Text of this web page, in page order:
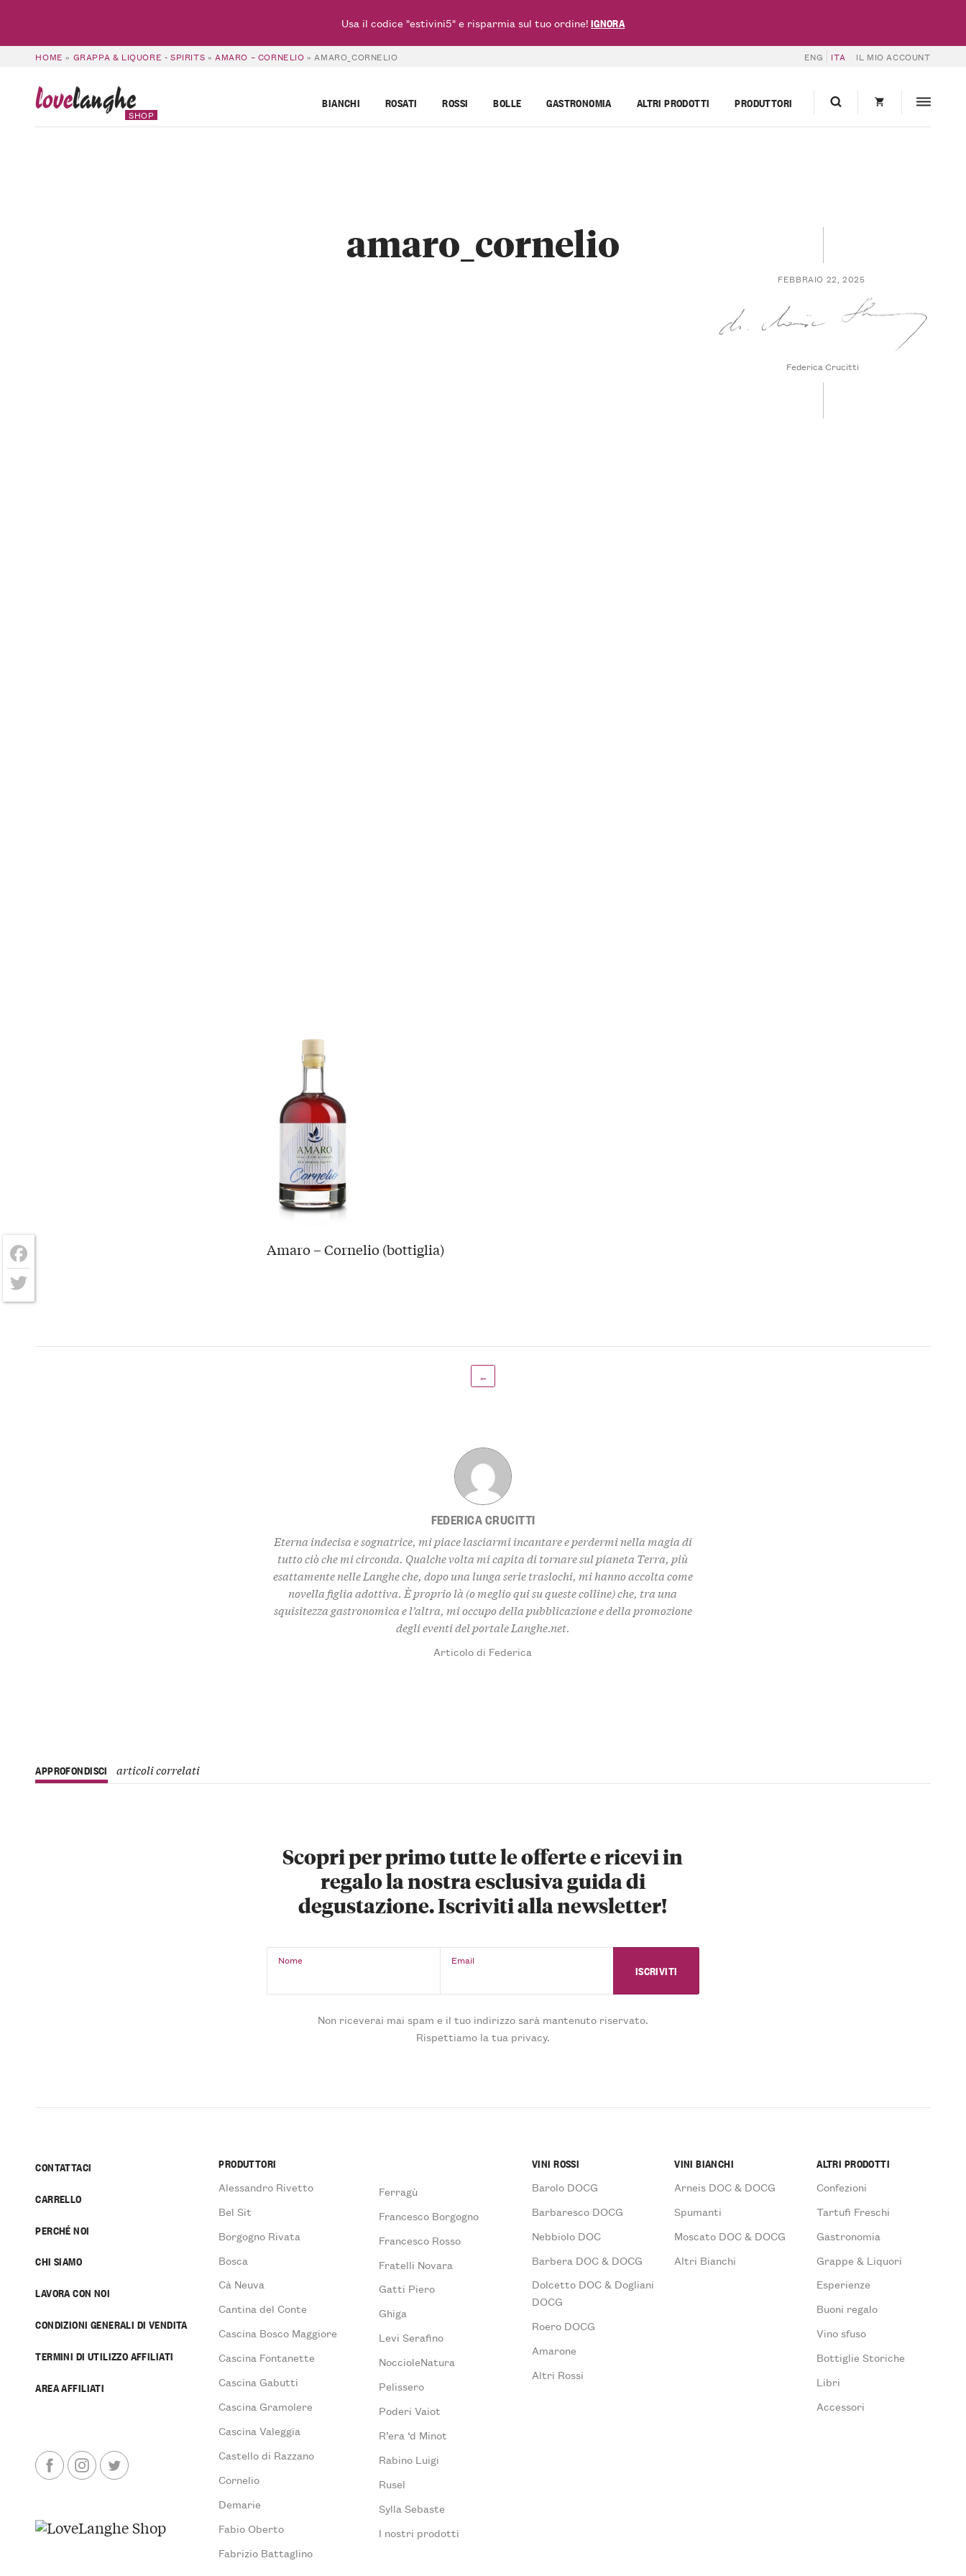
HOME » GRAPPA & LIQUORE - SPIRITS » AMARO – CORNELIO » AMARO_CORNELIO ENG ITA IL MIO ACCOUNT
lovelanghe
SHOP
BIANCHI ROSATI ROSSI BOLLE GASTRONOMIA ALTRI PRODOTTI PRODUTTORI
amaro_cornelio
FEBBRAIO 22, 2025
Federica Crucitti
Amaro – Cornelio (bottiglia)
←
FEDERICA CRUCITTI
Eterna indecisa e sognatrice, mi piace lasciarmi incantare e perdermi nella magia di
tutto ciò che mi circonda. Qualche volta mi capita di tornare sul pianeta Terra, più
esattamente nelle Langhe che, dopo una lunga serie traslochi, mi hanno accolta come
novella figlia adottiva. È proprio là (o meglio qui su queste colline) che, tra una
squisitezza gastronomica e l’altra, mi occupo della pubblicazione e della promozione
degli eventi del portale Langhe.net.
Articolo di Federica
APPROFONDISCI articoli correlati
Scopri per primo tutte le offerte e ricevi in
regalo la nostra esclusiva guida di
degustazione. Iscriviti alla newsletter!
Nome Email
Non riceverai mai spam e il tuo indirizzo sarà mantenuto riservato.
Rispettiamo la tua privacy.
CONTATTACI
CARRELLO
PERCHÉ NOI
CHI SIAMO
LAVORA CON NOI
CONDIZIONI GENERALI DI VENDITA
TERMINI DI UTILIZZO AFFILIATI
AREA AFFILIATI
PRODUTTORI
Alessandro Rivetto
Bel Sit
Borgogno Rivata
Bosca
Cà Neuva
Cantina del Conte
Cascina Bosco Maggiore
Cascina Fontanette
Cascina Gabutti
Cascina Gramolere
Cascina Valeggia
Castello di Razzano
Cornelio
Demarie
Fabio Oberto
Fabrizio Battaglino
Ferragù
Francesco Borgogno
Francesco Rosso
Fratelli Novara
Gatti Piero
Ghiga
Levi Serafino
NoccioleNatura
Pelissero
Poderi Vaiot
R’era ‘d Minot
Rabino Luigi
Rusel
Sylla Sebaste
I nostri prodotti
VINI ROSSI
Barolo DOCG
Barbaresco DOCG
Nebbiolo DOC
Barbera DOC & DOCG
Dolcetto DOC & Dogliani
DOCG
Roero DOCG
Amarone
Altri Rossi
VINI BIANCHI
Arneis DOC & DOCG
Spumanti
Moscato DOC & DOCG
Altri Bianchi
ALTRI PRODOTTI
Confezioni
Tartufi Freschi
Gastronomia
Grappe & Liquori
Esperienze
Buoni regalo
Vino sfuso
Bottiglie Storiche
Libri
Accessori
Facebook
Twitter
Usa il codice "estivini5" e risparmia sul tuo ordine!IGNORA